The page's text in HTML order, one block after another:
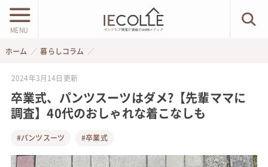
MENU
ホーム 暮らしコラム
2024年3月14日 更新
卒業式、パンツスーツはダメ?【先輩ママに
調査】40代のおしゃれな着こなしも
#パンツスーツ #卒業式